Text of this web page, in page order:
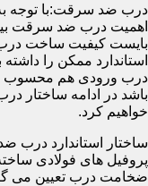
درب ضد سرقت:با توجه
اهمیت درب ضد سرقت
بایست کیفیت ساخت درب
استاندارد ممکن را
درب ورودی هم محسوب
باشد در ادامه ساختار
خواهیم کرد.
ساختار استاندارد درب
پروفیل های فولادی
ضخامت درب تعیین می